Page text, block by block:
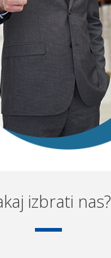
izbrati nas?